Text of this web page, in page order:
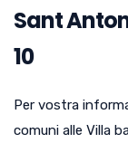
Sant
10
Per vostra
comuni alle Villa